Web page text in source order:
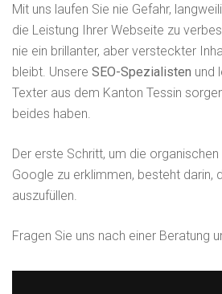
Mit uns laufen Sie nie Gefahr,
die Leistung Ihrer Webseite zu
nie ein brillanter, aber versteckter
bleibt. Unsere SEO-Spezialisten und
Texter aus dem Kanton Tessin
beides haben.
Der erste Schritt, um die
Google zu erklimmen, besteht darin,
auszufüllen.
Fragen Sie uns nach einer Beratung